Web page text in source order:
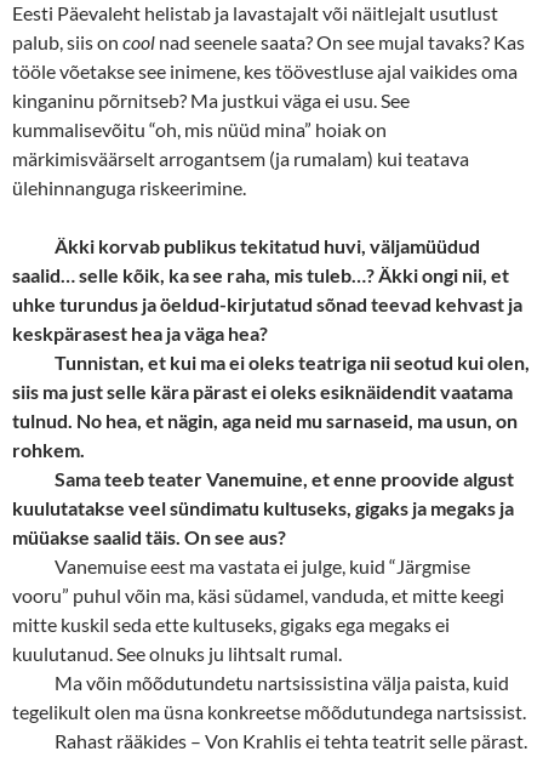
Eesti Päevaleht helistab ja lavastajalt või näitlejalt usutlust
palub, siis on cool nad seenele saata? On see mujal tavaks? Kas
tööle võetakse see inimene, kes töövestluse ajal vaikides oma
kinganinu põrnitseb? Ma justkui väga ei usu. See
kummalisevõitu “oh, mis nüüd mina” hoiak on
märkimisväärselt arrogantsem (ja rumalam) kui teatava
ülehinnanguga riskeerimine.
Äkki korvab publikus tekitatud huvi, väljamüüdud
saalid… selle kõik, ka see raha, mis tuleb…? Äkki ongi nii, et
uhke turundus ja öeldud-kirjutatud sõnad teevad kehvast ja
keskpärasest hea ja väga hea?
Tunnistan, et kui ma ei oleks teatriga nii seotud kui olen,
siis ma just selle kära pärast ei oleks esiknäidendit vaatama
tulnud. No hea, et nägin, aga neid mu sarnaseid, ma usun, on
rohkem.
Sama teeb teater Vanemuine, et enne proovide algust
kuulutatakse veel sündimatu kultuseks, gigaks ja megaks ja
müüakse saalid täis. On see aus?
Vanemuise eest ma vastata ei julge, kuid “Järgmise
vooru” puhul võin ma, käsi südamel, vanduda, et mitte keegi
mitte kuskil seda ette kultuseks, gigaks ega megaks ei
kuulutanud. See olnuks ju lihtsalt rumal.
Ma võin mõõdutundetu nartsissistina välja paista, kuid
tegelikult olen ma üsna konkreetse mõõdutundega nartsissist.
Rahast rääkides – Von Krahlis ei tehta teatrit selle pärast.